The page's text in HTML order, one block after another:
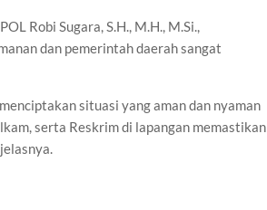
Robi Sugara, S.H., M.H., M.Si.,
dan pemerintah daerah sangat
situasi yang aman dan nyaman
serta Reskrim di lapangan memastikan